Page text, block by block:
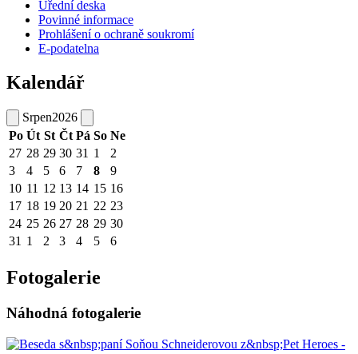
Úřední deska
Povinné informace
Prohlášení o ochraně soukromí
E-podatelna
Kalendář
Srpen2026
Po Út St Čt Pá So Ne
27 28 29 30 31 1
2
3
4 5 6 7 8
9
10 11 12 13 14 15 16
17 18 19 20 21 22 23
24 25 26 27 28 29 30
31 1 2 3 4 5 6
Fotogalerie
Náhodná fotogalerie